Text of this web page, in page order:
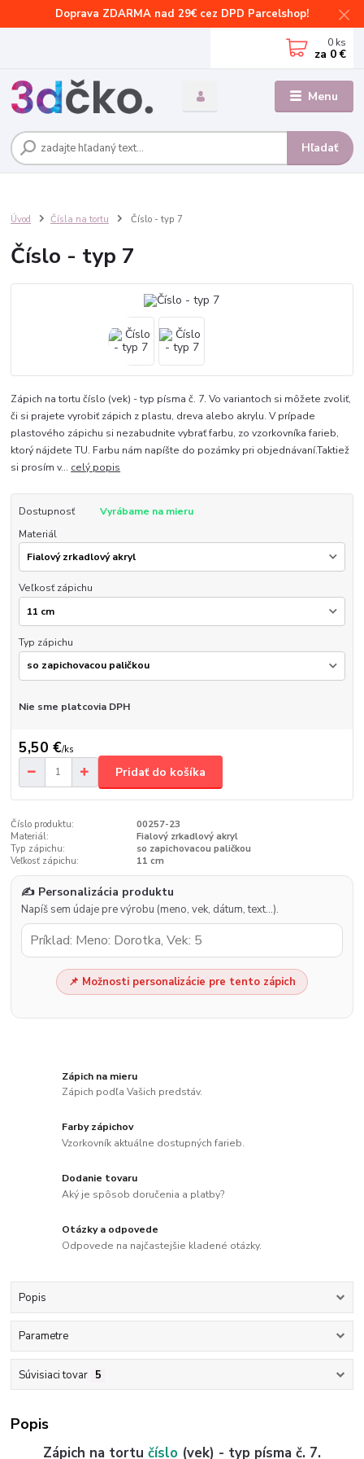
Doprava ZDARMA nad 29€ cez DPD Parcelshop!
Menu
Hľadať
0 ks
za 0 €
Úvod Čísla na tortu Číslo - typ 7
Číslo - typ 7
Zápich na tortu číslo (vek) - typ písma č. 7. Vo variantoch si môžete zvoliť,
či si prajete vyrobiť zápich z plastu, dreva alebo akrylu. V prípade
plastového zápichu si nezabudnite vybrať farbu, zo vzorkovníka farieb,
ktorý nájdete TU. Farbu nám napíšte do pozámky pri objednávaní.Taktiež
si prosím v... celý popis
Dostupnosť
Vyrábame na mieru
Materiál
Veľkosť zápichu
Typ zápichu
Nie sme platcovia DPH
5,50 €/ks
Pridať do košíka
Číslo produktu:
00257-23
Materiál:
Fialový zrkadlový akryl
Typ zápichu:
so zapichovacou paličkou
Veľkosť zápichu:
11 cm
✍️ Personalizácia produktu
Napíš sem údaje pre výrobu (meno, vek, dátum, text…).
📌 Možnosti personalizácie pre tento zápich
Zápich na mieru
Zápich podľa Vašich predstáv.
Farby zápichov
Vzorkovník aktuálne dostupných farieb.
Dodanie tovaru
Aký je spôsob doručenia a platby?
Otázky a odpovede
Odpovede na najčastejšie kladené otázky.
Popis
Parametre
Súvisiaci tovar 5
Popis
Zápich na tortu číslo (vek) - typ písma č. 7.